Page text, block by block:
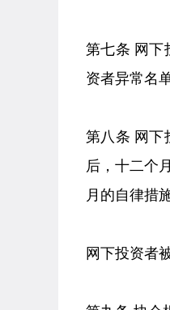
第七条 网下
资者异常名
第八条 网下
后，十二个
月的自律措施
网下投资者